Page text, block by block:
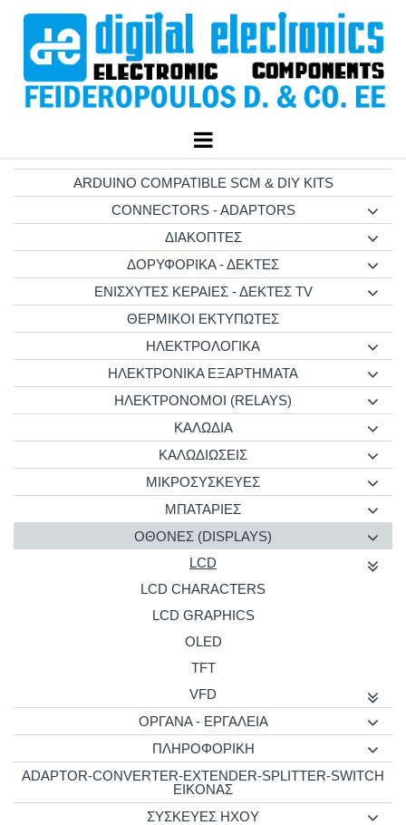
ARDUINO COMPATIBLE SCM & DIY KITS
CONNECTORS - ADAPTORS
ΔΙΑΚΟΠΤΕΣ
ΔΟΡΥΦΟΡΙΚΑ - ΔΕΚΤΕΣ
ΕΝΙΣΧΥΤΕΣ ΚΕΡΑΙΕΣ - ΔΕΚΤΕΣ TV
ΘΕΡΜΙΚΟΙ ΕΚΤΥΠΩΤΕΣ
ΗΛΕΚΤΡΟΛΟΓΙΚΑ
ΗΛΕΚΤΡΟΝΙΚΑ ΕΞΑΡΤΗΜΑΤΑ
ΗΛΕΚΤΡΟΝΟΜΟΙ (RELAYS)
ΚΑΛΩΔΙΑ
ΚΑΛΩΔΙΩΣΕΙΣ
ΜΙΚΡΟΣΥΣΚΕΥΕΣ
ΜΠΑΤΑΡΙΕΣ
ΟΘΟΝΕΣ (DISPLAYS)
LCD
LCD CHARACTERS
LCD GRAPHICS
OLED
TFT
VFD
ΟΡΓΑΝΑ - ΕΡΓΑΛΕΙΑ
ΠΛΗΡΟΦΟΡΙΚΗ
ADAPTOR-CONVERTER-EXTENDER-SPLITTER-SWITCH
ΕΙΚΟΝΑΣ
ΣΥΣΚΕΥΕΣ ΗΧΟΥ